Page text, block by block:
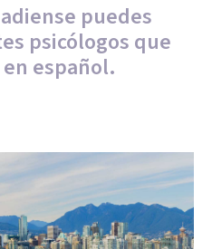
puedes
psicólogos que
español.